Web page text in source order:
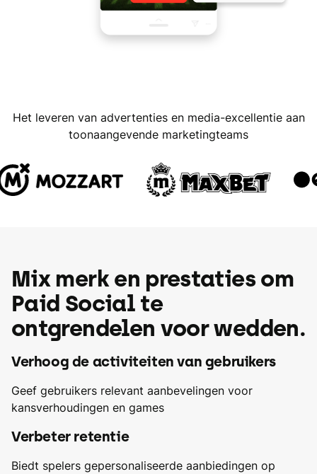
Het leveren van advertenties en media-excellentie aan
toonaangevende marketingteams
Mix merk en prestaties om
Paid Social te
ontgrendelen voor wedden.
Verhoog de activiteiten van gebruikers
Geef gebruikers relevant aanbevelingen voor
kansverhoudingen en games
Verbeter retentie
Biedt spelers gepersonaliseerde aanbiedingen op